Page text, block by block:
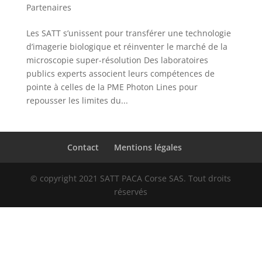
Partenaires
Les SATT s’unissent pour transférer une technologie
d’imagerie biologique et réinventer le marché de la
microscopie super-résolution Des laboratoires
publics experts associent leurs compétences de
pointe à celles de la PME Photon Lines pour
repousser les limites du...
Contact Mentions légales
© copyright 2021 SATT PACA Corse SAS. Tout droits
réservés